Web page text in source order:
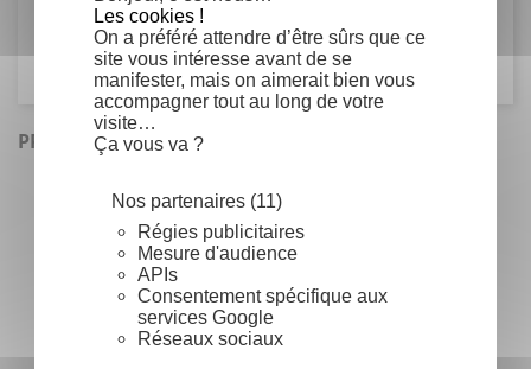
Les cookies !
On a préféré attendre d’être sûrs que ce
site vous intéresse avant de se
manifester, mais on aimerait bien vous
accompagner tout au long de votre
visite…
Ça vous va ?
Nos partenaires (11)
Régies publicitaires
Mesure d'audience
APIs
Consentement spécifique aux
services Google
Réseaux sociaux
Iridaceae
PRODUITS SIMILAIRES